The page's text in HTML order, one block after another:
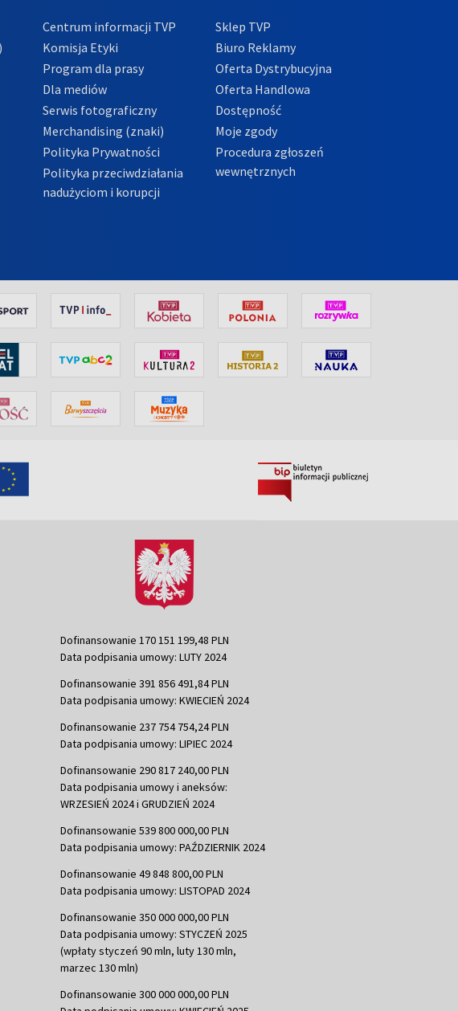
Centrum informacji TVP
Komisja Etyki
Program dla prasy
Dla mediów
Serwis fotograficzny
Merchandising (znaki)
Polityka Prywatności
Polityka przeciwdziałania
nadużyciom i korupcji
Sklep TVP
Biuro Reklamy
Oferta Dystrybucyjna
Oferta Handlowa
Dostępność
Moje zgody
Procedura zgłoszeń
wewnętrznych
Dofinansowanie 170 151 199,48 PLN
Data podpisania umowy: LUTY 2024
Dofinansowanie 391 856 491,84 PLN
Data podpisania umowy: KWIECIEŃ 2024
Dofinansowanie 237 754 754,24 PLN
Data podpisania umowy: LIPIEC 2024
Dofinansowanie 290 817 240,00 PLN
Data podpisania umowy i aneksów:
WRZESIEŃ 2024 i GRUDZIEŃ 2024
Dofinansowanie 539 800 000,00 PLN
Data podpisania umowy: PAŹDZIERNIK 2024
Dofinansowanie 49 848 800,00 PLN
Data podpisania umowy: LISTOPAD 2024
Dofinansowanie 350 000 000,00 PLN
Data podpisania umowy: STYCZEŃ 2025
(wpłaty styczeń 90 mln, luty 130 mln,
marzec 130 mln)
Dofinansowanie 300 000 000,00 PLN